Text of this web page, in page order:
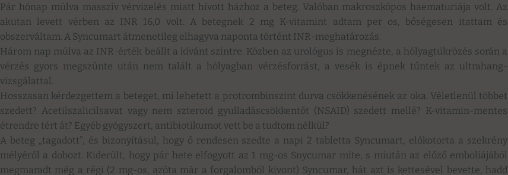
Pár hónap múlva masszív vérvizelés miatt hívott házhoz a beteg. Valóban makroszkópos haematuriája volt. Az
akutan levett vérben az INR 16,0 volt. A betegnek 2 mg K-vitamint adtam per os, bőségesen itattam és
obszerváltam. A Syncumart átmenetileg elhagyva naponta történt INR-meghatározás.
Három nap múlva az INR-érték beállt a kívánt szintre. Közben az urológus is megnézte, a hólyagtükrözés során a
vérzés gyors megszűnte után nem talált a hólyagban vérzésforrást, a vesék is épnek tűntek az ultrahang-
vizsgálattal.
Hosszasan kérdezgettem a beteget, mi lehetett a protrombinszint durva csökkenésének az oka. Véletlenül többet
szedett? Acetilszalicilsavat vagy nem szteroid gyulladáscsökkentőt (NSAID) szedett mellé? K-vitamin-mentes
étrendre tért át? Egyéb gyógyszert, antibiotikumot vett be a tudtom nélkül?
A beteg „tagadott”, és bizonyításul, hogy ő rendesen szedte a napi 2 tabletta Syncumart, előkotorta a szekrény
mélyéről a dobozt. Kiderült, hogy pár hete elfogyott az 1 mg-os Snycumar mite, s miután az előző emboliájából
megmaradt még a régi (2 mg-os, azóta már a forgalomból kivont) Syncumar, hát azt is kettesével bevette, hadd